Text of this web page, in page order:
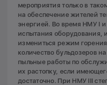
мероприятия только в
на обеспечение жителей
энергией. Во время НМУ I
испытания оборудования,
измениться режим
количество бульдозеров
пыльные работы по
их растопку, если
достаточно. При НМУ III